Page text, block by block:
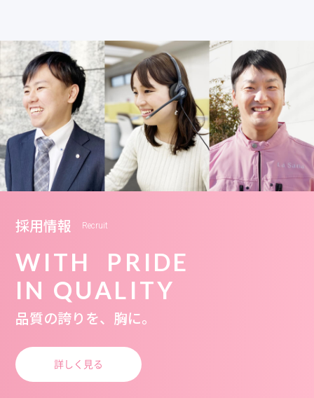
採用情報 Recruit
WITH PRIDE
IN QUALITY
品質の誇りを、胸に。
詳しく見る